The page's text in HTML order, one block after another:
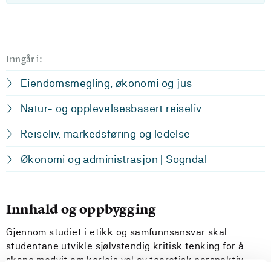
Inngår i:
Eiendomsmegling, økonomi og jus
Natur- og opplevelsesbasert reiseliv
Reiseliv, markedsføring og ledelse
Økonomi og administrasjon | Sogndal
Innhald og oppbygging
Gjennom studiet i etikk og samfunnsansvar skal
studentane utvikle sjølvstendig kritisk tenking for å